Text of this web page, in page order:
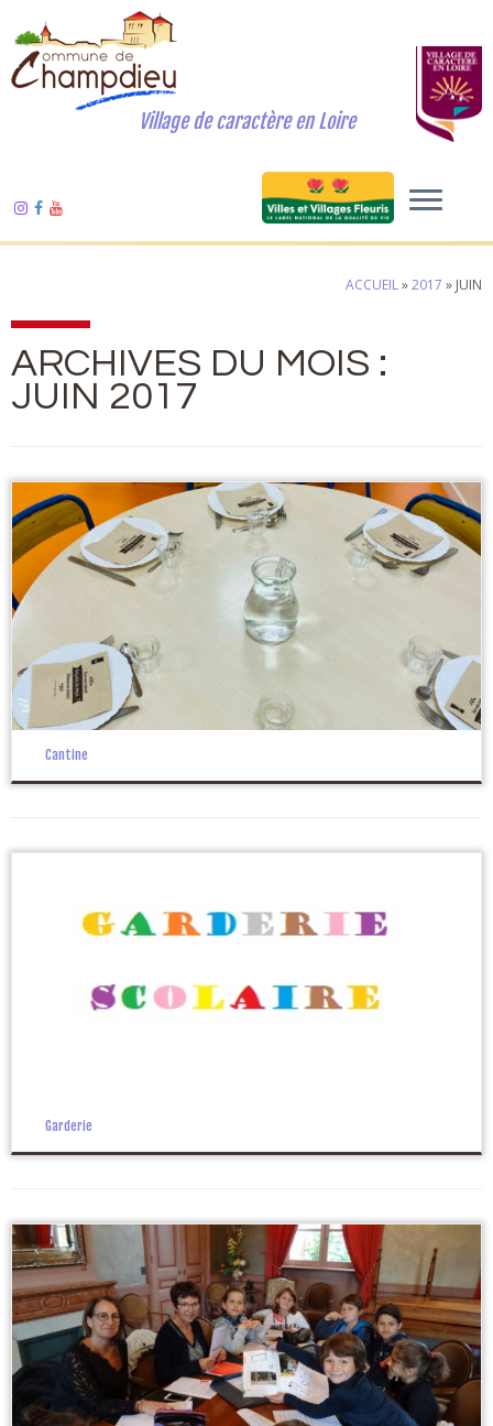
Village de caractère en Loire
ACCUEIL»2017 » JUIN
ARCHIVES DU MOIS :
JUIN 2017
Cantine
Garderie